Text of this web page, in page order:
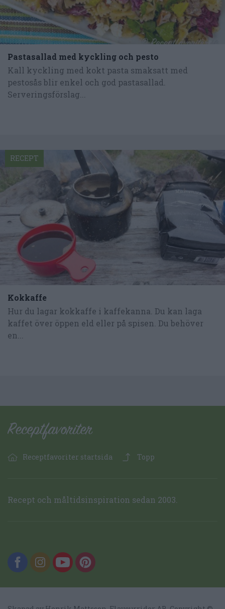
Pastasallad med kyckling och pesto
Kall kyckling med kokt pasta smaksatt med
pestosås blir enkel och god pastasallad.
Serveringsförslag...
Kokkaffe
Hur du lagar kokkaffe i kaffekanna. Du kan laga
kaffet över öppen eld eller på spisen. Du behöver
en...
RECEPT
Receptfavoriter startsida Topp
Recept och måltidsinspiration sedan 2003.